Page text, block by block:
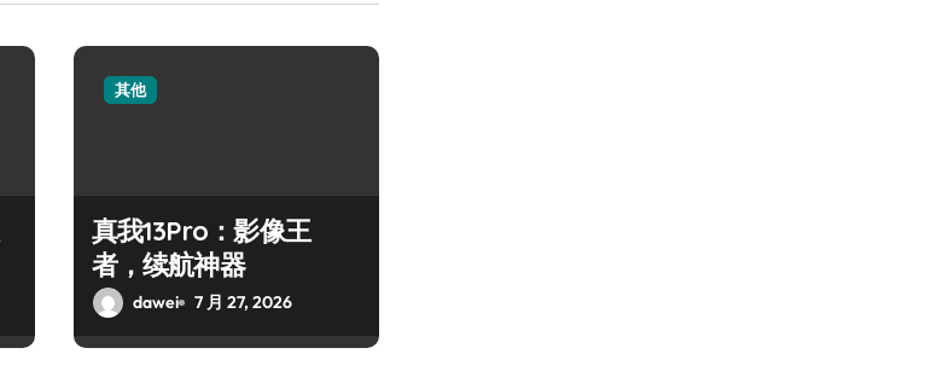
其他
真我13Pro：影像王
者，续航神器
dawei 7 月 27, 2026